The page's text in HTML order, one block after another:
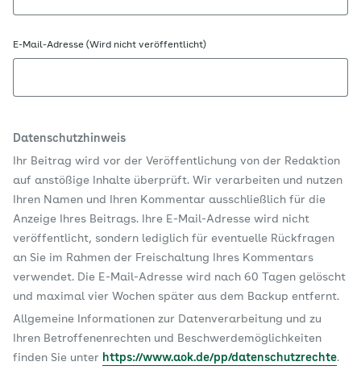
E-Mail-Adresse (Wird nicht veröffentlicht)
Datenschutzhinweis
Ihr Beitrag wird vor der Veröffentlichung von der Redaktion
auf anstößige Inhalte überprüft. Wir verarbeiten und nutzen
Ihren Namen und Ihren Kommentar ausschließlich für die
Anzeige Ihres Beitrags. Ihre E-Mail-Adresse wird nicht
veröffentlicht, sondern lediglich für eventuelle Rückfragen
an Sie im Rahmen der Freischaltung Ihres Kommentars
verwendet. Die E-Mail-Adresse wird nach 60 Tagen gelöscht
und maximal vier Wochen später aus dem Backup entfernt.
Allgemeine Informationen zur Datenverarbeitung und zu
Ihren Betroffenenrechten und Beschwerdemöglichkeiten
finden Sie unter https://www.aok.de/pp/datenschutzrechte.